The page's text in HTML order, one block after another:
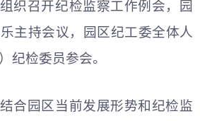
织召开纪检监察工作例会，园
主持会议，园区纪工委全体人
纪检委员参会。
合园区当前发展形势和纪检监